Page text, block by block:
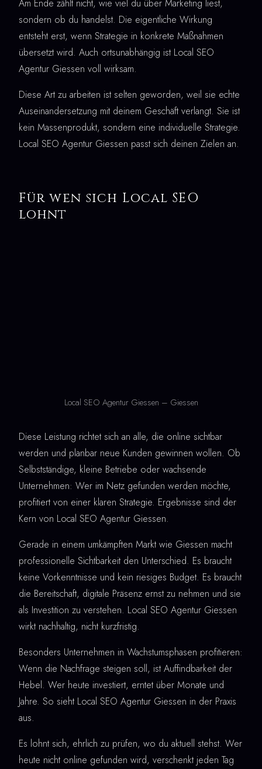
Am Ende zählt nicht, wie viel du über Marketing liest,
sondern ob du handelst. Die eigentliche Wirkung
entsteht erst, wenn Strategie in konkrete Maßnahmen
übersetzt wird. Auch ortsunabhängig ist Local SEO
Agentur Giessen voll wirksam.
Diese Art zu arbeiten ist selten geworden, weil sie echte
Auseinandersetzung mit deinem Geschäft verlangt. Sie ist
kein Massenprodukt, sondern eine individuelle Strategie.
Local SEO Agentur Giessen passt sich deinen Zielen an.
Für wen sich Local SEO
lohnt
Local SEO Agentur Giessen – Giessen
Diese Leistung richtet sich an alle, die online sichtbar
werden und planbar neue Kunden gewinnen wollen. Ob
Selbstständige, kleine Betriebe oder wachsende
Unternehmen: Wer im Netz gefunden werden möchte,
profitiert von einer klaren Strategie. Ergebnisse sind der
Kern von Local SEO Agentur Giessen.
Gerade in einem umkämpften Markt wie Giessen macht
professionelle Sichtbarkeit den Unterschied. Es braucht
keine Vorkenntnisse und kein riesiges Budget. Es braucht
die Bereitschaft, digitale Präsenz ernst zu nehmen und sie
als Investition zu verstehen. Local SEO Agentur Giessen
wirkt nachhaltig, nicht kurzfristig.
Besonders Unternehmen in Wachstumsphasen profitieren:
Wenn die Nachfrage steigen soll, ist Auffindbarkeit der
Hebel. Wer heute investiert, erntet über Monate und
Jahre. So sieht Local SEO Agentur Giessen in der Praxis
aus.
Es lohnt sich, ehrlich zu prüfen, wo du aktuell stehst. Wer
heute nicht online gefunden wird, verschenkt jeden Tag